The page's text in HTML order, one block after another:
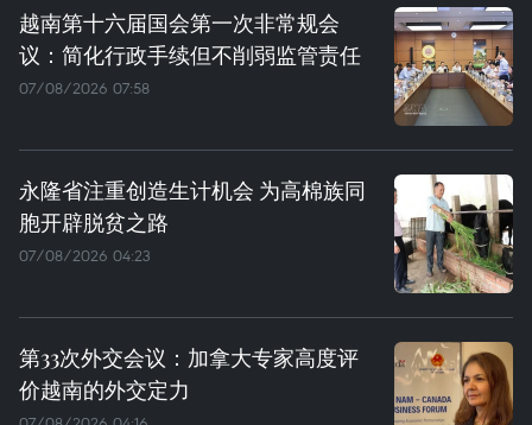
越南第十六届国会第一次非常规会
议：简化行政手续但不削弱监管责任
07/08/2026 07:58
永隆省注重创造生计机会 为高棉族同
胞开辟脱贫之路
07/08/2026 04:23
第33次外交会议：加拿大专家高度评
价越南的外交定力